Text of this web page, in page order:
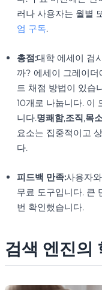
러나 사용자는 월별
엄 구독.
총점:대학 에세이 검
까? 에세이 그레이
트 채점 방법이 있습
10개로 나눕니다. 이
니다.명쾌함,조직,목
요소는 집중적이고
다.
피드백 만족:사용자
무료 도구입니다. 큰
번 확인했습니다.
검색 엔진의